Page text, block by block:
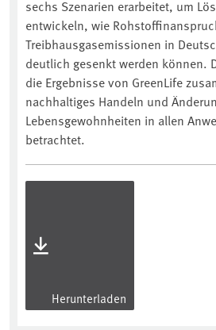
sechs Szenarien erarbeitet, um
entwickeln, wie
Treibhausgasemissionen in
deutlich gesenkt werden können.
die Ergebnisse von GreenLife
nachhaltiges Handeln und
Lebensgewohnheiten in allen
betrachtet.
Herunterladen